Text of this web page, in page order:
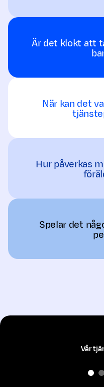
Är det klokt att
När kan det
Hur påverkas
Spelar det
Vår